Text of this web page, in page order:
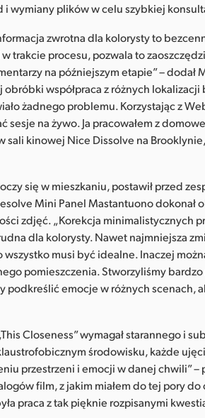
wymiany plików w celu szybkiej
zwrotna dla kolorysty to
trakcie procesu, pozwala to
na późniejszym etapie” – dodał
współpraca z różnych lokalizacji
żadnego problemu. Korzystając z
sesje na żywo. Ja pracowałem z
sali kinowej Nice Dissolve na
się w mieszkaniu, postawił przed
Mini Panel Mastantuono
zdjęć. „Korekcja minimalistycznych
dla kolorysty. Nawet najmniejsza
wszystko musi być idealne. Inaczej
pomieszczenia. Stworzyliśmy
podkreślić emocje w różnych scenach,
Closeness” wymagał starannego i
środowisku, każde
przestrzeni i emocji w danej chwili” –
film, z jakim miałem do tej pory
praca z tak pięknie rozpisanymi